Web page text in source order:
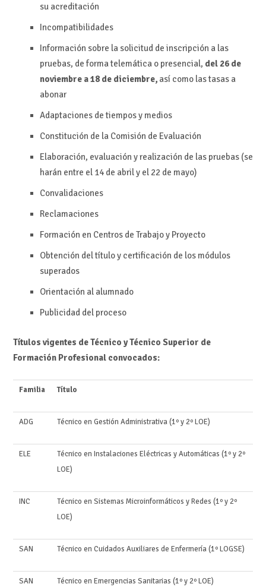
su acreditación
Incompatibilidades
Información sobre la solicitud de inscripción a las
pruebas, de forma telemática o presencial, del 26 de
noviembre a 18 de diciembre, así como las tasas a
abonar
Adaptaciones de tiempos y medios
Constitución de la Comisión de Evaluación
Elaboración, evaluación y realización de las pruebas (se
harán entre el 14 de abril y el 22 de mayo)
Convalidaciones
Reclamaciones
Formación en Centros de Trabajo y Proyecto
Obtención del título y certificación de los módulos
superados
Orientación al alumnado
Publicidad del proceso
Títulos vigentes de Técnico y Técnico Superior de
Formación Profesional convocados:
Familia Título
ADG Técnico en Gestión Administrativa (1º y 2º LOE)
ELE
Técnico en Instalaciones Eléctricas y Automáticas (1º y 2º
LOE)
INC
Técnico en Sistemas Microinformáticos y Redes (1º y 2º
LOE)
SAN Técnico en Cuidados Auxiliares de Enfermería (1º LOGSE)
SAN Técnico en Emergencias Sanitarias (1º y 2º LOE)